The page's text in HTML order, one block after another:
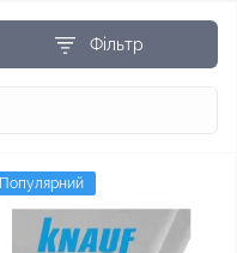
Фільтр
Популярний